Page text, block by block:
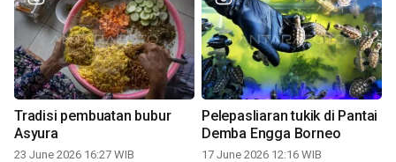
Tradisi pembuatan bubur
Asyura
23 June 2026 16:27 WIB
Pelepasliaran tukik di Pantai
Demba Engga Borneo
17 June 2026 12:16 WIB